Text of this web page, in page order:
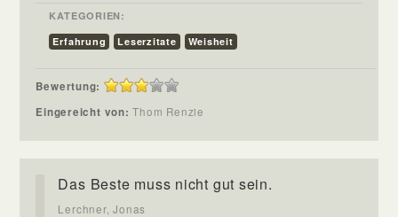
KATEGORIEN:
Erfahrung
Leserzitate Weisheit
Bewertung:
Eingereicht von:Thom Renzie
Das Beste muss nicht gut sein.
Lerchner, Jonas